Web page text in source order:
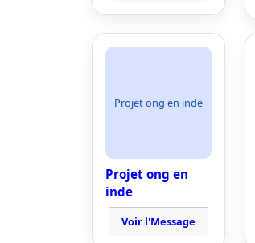
Projet ong en inde
Projet ong en
inde
Voir l'Message